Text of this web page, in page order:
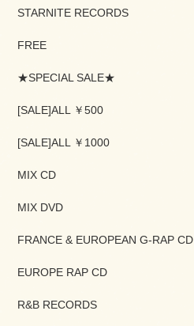
STARNITE RECORDS
FREE
★SPECIAL SALE★
[SALE]ALL ￥500
[SALE]ALL ￥1000
MIX CD
MIX DVD
FRANCE & EUROPEAN G-RAP CD
EUROPE RAP CD
R&B RECORDS